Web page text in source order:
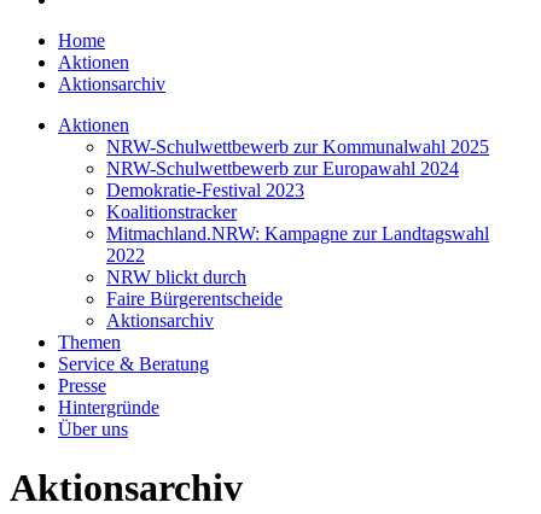
Home
Aktionen
Aktionsarchiv
Aktionen
NRW-Schulwettbewerb zur Kommunalwahl 2025
NRW-Schulwettbewerb zur Europawahl 2024
Demokratie-Festival 2023
Koalitionstracker
Mitmachland.NRW: Kampagne zur Landtagswahl
2022
NRW blickt durch
Faire Bürgerentscheide
Aktionsarchiv
Themen
Service & Beratung
Presse
Hintergründe
Über uns
Aktionsarchiv